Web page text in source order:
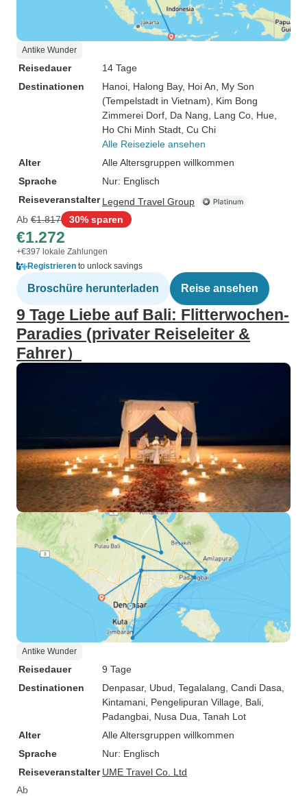
Antike Wunder
Reisedauer
14 Tage
Destinationen
Hanoi , Halong Bay, Hoi An , My Son
(Tempelstadt in Vietnam) , Kim Bong
Zimmerei Dorf , Da Nang , Lang Co , Hue
Ho Chi Minh Stadt , Cu Chi
Alle Reiseziele ansehen
Alter
Alle Altersgruppen willkommen
Sprache
Nur: Englisch
Reiseveranstalter Legend Travel Group
Ab €1.817 30% sparen
€1.272
+€397 lokale Zahlungen
Registrieren to unlock savings
Broschüre herunterladen Reise ansehen
9 Tage Liebe auf Bali: Flitterwochen-
Paradies (privater Reiseleiter &
Fahrer）
Antike Wunder
Reisedauer
9 Tage
Destinationen
Denpasar, Ubud , Tegalalang , Candi Dasa
Kintamani , Pengelipuran Village , Bali
Padangbai , Nusa Dua , Tanah Lot
Alter
Alle Altersgruppen willkommen
Sprache
Nur: Englisch
Reiseveranstalter UME Travel Co. Ltd
Ab